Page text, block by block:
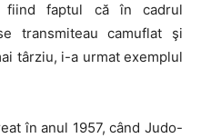
fiind faptul că în cadrul
transmiteau camuflat şi
târziu, i-a urmat exemplul
în anul 1957, când Judo-